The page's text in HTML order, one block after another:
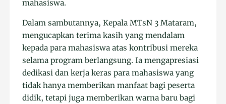
mahasiswa.
Dalam sambutannya, Kepala MTsN 3 Mataram,
mengucapkan terima kasih yang mendalam
kepada para mahasiswa atas kontribusi mereka
selama program berlangsung. Ia mengapresiasi
dedikasi dan kerja keras para mahasiswa yang
tidak hanya memberikan manfaat bagi peserta
didik, tetapi juga memberikan warna baru bagi